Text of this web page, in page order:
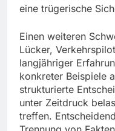
eine trügerische
Einen weiteren
Lücker,
langjähriger
konkreter Beispiele
strukturierte
unter Zeitdruck
treffen.